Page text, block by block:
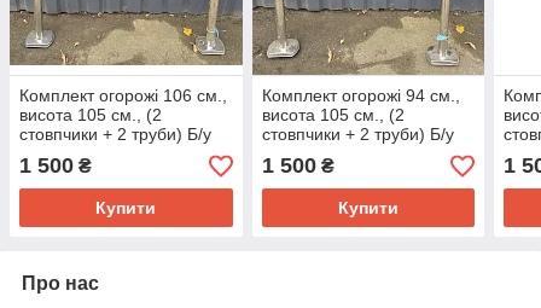
Комплект огорожі 106 см.,
висота 105 см., (2
стовпчики + 2 труби) Б/у
1 500 ₴
Купити
Комплект огорожі 94 см.,
висота 105 см., (2
стовпчики + 2 труби) Б/у
1 500₴
Купити
1
Про нас